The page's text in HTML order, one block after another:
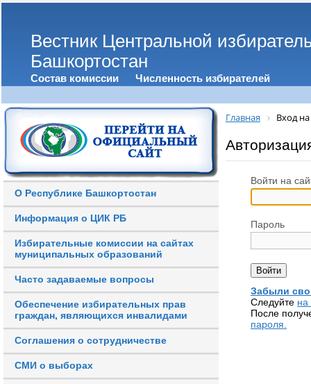
Вестник Центральной
Башкортостан
Состав комиссии Численность избирателей
О Республике Башкортостан
Информация о ЦИК РБ
Избирательные комиссии на сайтах
муниципальных образований
Часто задаваемые вопросы
Обеспечение избирательных прав
граждан, являющихся инвалидами
Соглашения о сотрудничестве
СМИ о выборах
Главная Вход на
Войти на
Пароль
Забыли
Следуйте на
После
пароля.